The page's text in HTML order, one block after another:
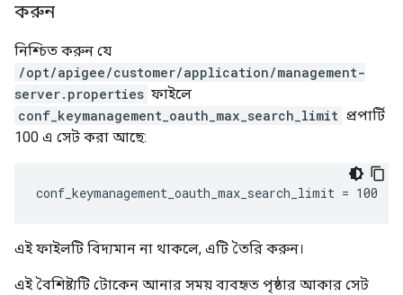
করুন
নিশ্চিত করুন যে
/opt/apigee/customer/application/management-
server.properties ফাইলে
conf_keymanagement_oauth_max_search_limit প্রপার্টি
100 এ সেট করা আছে:
conf_keymanagement_oauth_max_search_limit = 100
এই ফাইলটি বিদ্যমান না থাকলে, এটি তৈরি করুন।
এই বৈশিষ্ট্যটি টোকেন আনার সময় ব্যবহৃত পৃষ্ঠার আকার সেট